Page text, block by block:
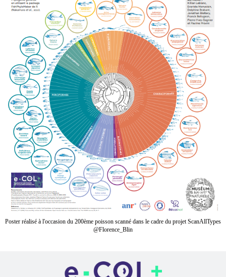
Poster réalisé à l'occasion du 200ème poisson scanné dans le cadre du projet ScanAllTypes
@Florence_Blin